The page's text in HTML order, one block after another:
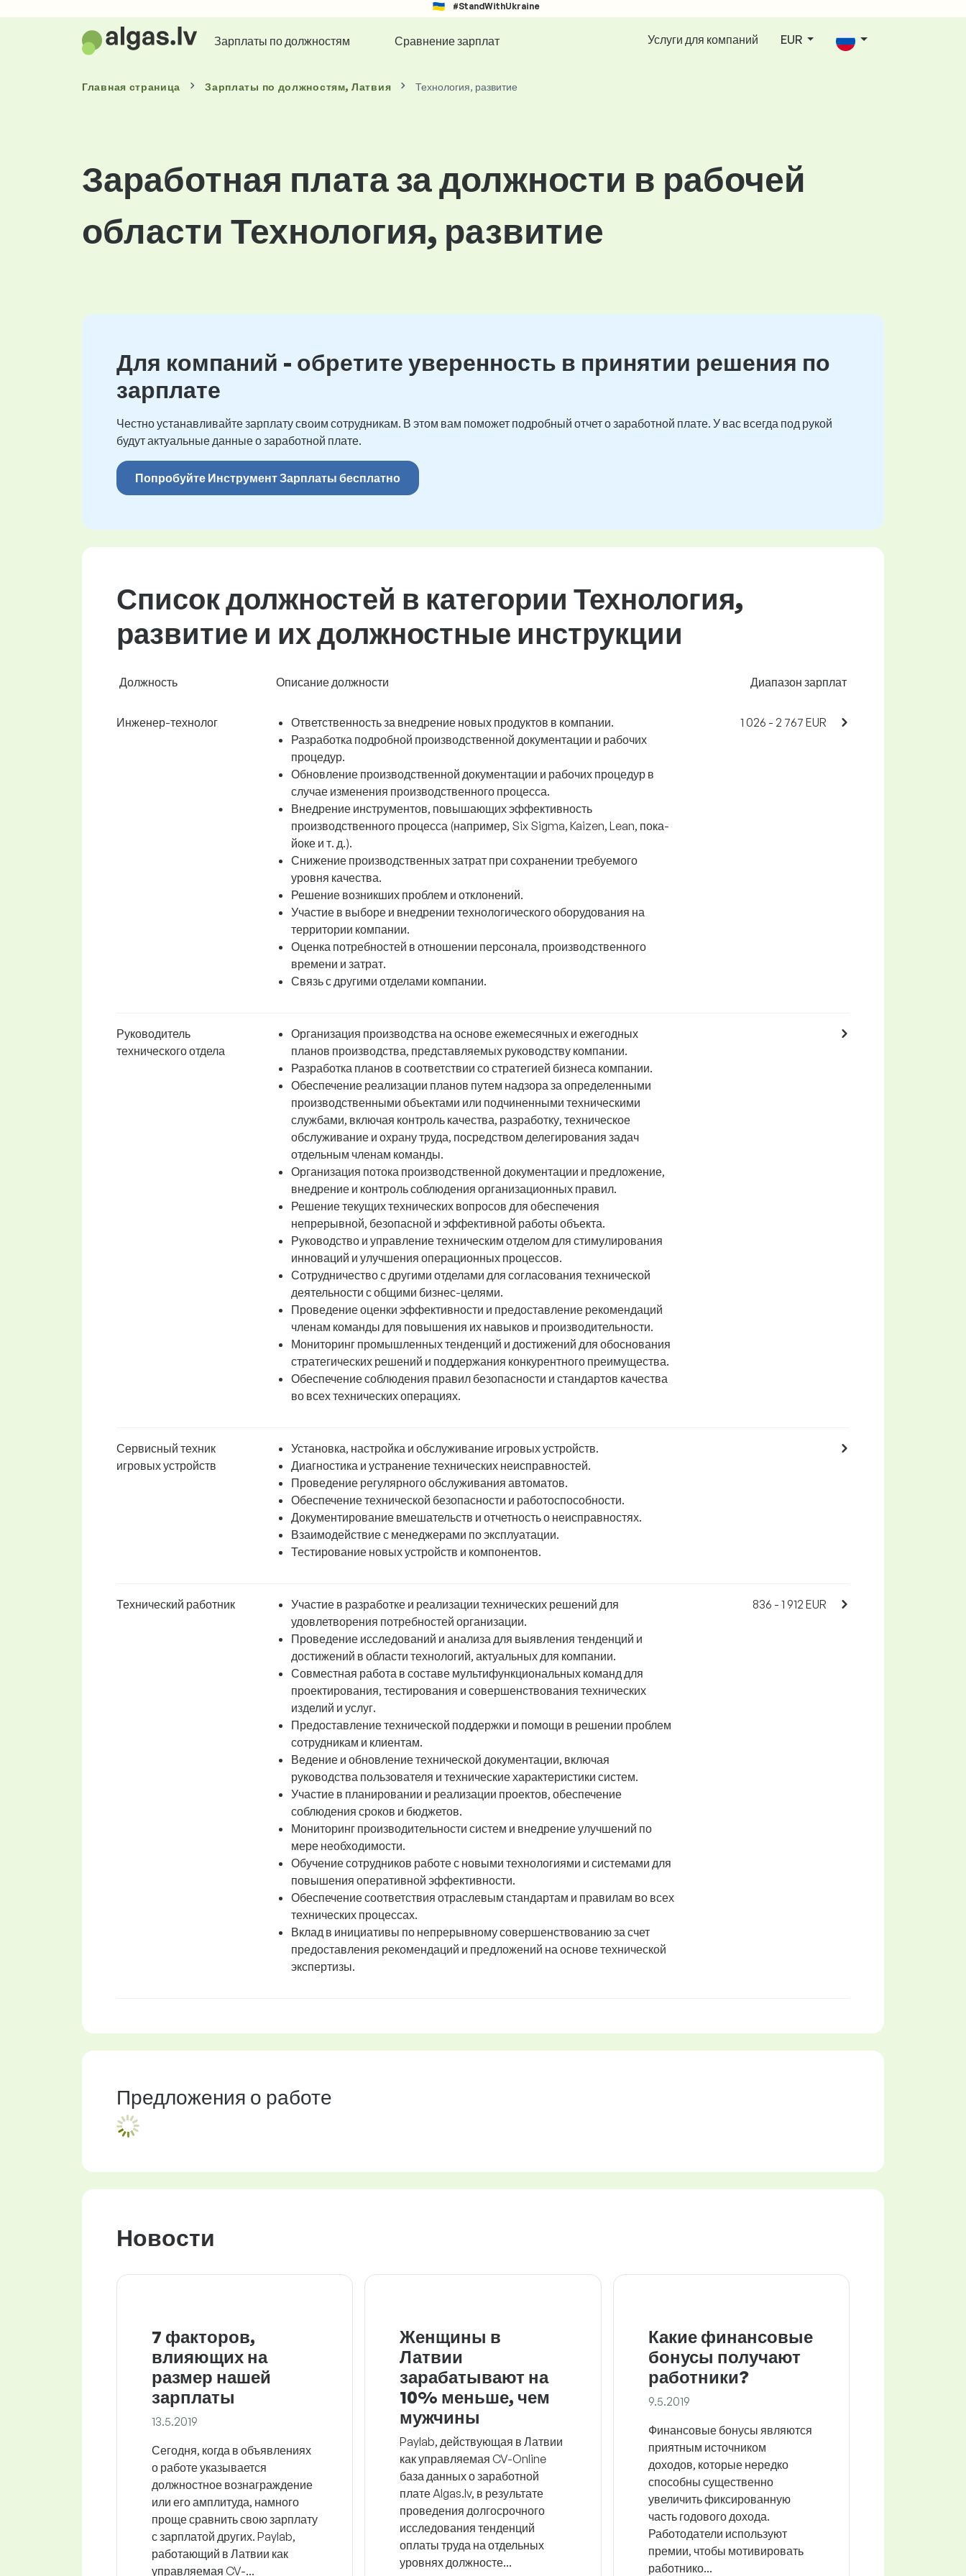
#StandWithUkraine
Зарплаты по должностям Сравнение зарплат Услуги для компаний EUR
Главная страница Зарплаты по должностям, Латвия Технология, развитие
Заработная плата за должности в рабочей
области Технология, развитие
Для компаний - обретите уверенность в принятии решения по
зарплате
Честно устанавливайте зарплату своим сотрудникам. В этом вам поможет подробный отчет о заработной плате. У вас всегда под рукой
будут актуальные данные о заработной плате.
Попробуйте Инструмент Зарплаты бесплатно
Список должностей в категории Технология,
развитие и их должностные инструкции
Должность Описание должности Диапазон зарплат
Инженер-технолог
Ответственность за внедрение новых продуктов в компании.
Разработка подробной производственной документации и рабочих
процедур.
Обновление производственной документации и рабочих процедур в
случае изменения производственного процесса.
Внедрение инструментов, повышающих эффективность
производственного процесса (например, Six Sigma, Kaizen, Lean, пока-
йоке и т. д.).
Снижение производственных затрат при сохранении требуемого
уровня качества.
Решение возникших проблем и отклонений.
Участие в выборе и внедрении технологического оборудования на
территории компании.
Оценка потребностей в отношении персонала, производственного
времени и затрат.
Связь с другими отделами компании.
1 026 - 2 767 EUR
Руководитель
технического отдела
Организация производства на основе ежемесячных и ежегодных
планов производства, представляемых руководству компании.
Разработка планов в соответствии со стратегией бизнеса компании.
Обеспечение реализации планов путем надзора за определенными
производственными объектами или подчиненными техническими
службами, включая контроль качества, разработку, техническое
обслуживание и охрану труда, посредством делегирования задач
отдельным членам команды.
Организация потока производственной документации и предложение,
внедрение и контроль соблюдения организационных правил.
Решение текущих технических вопросов для обеспечения
непрерывной, безопасной и эффективной работы объекта.
Руководство и управление техническим отделом для стимулирования
инноваций и улучшения операционных процессов.
Сотрудничество с другими отделами для согласования технической
деятельности с общими бизнес-целями.
Проведение оценки эффективности и предоставление рекомендаций
членам команды для повышения их навыков и производительности.
Мониторинг промышленных тенденций и достижений для обоснования
стратегических решений и поддержания конкурентного преимущества.
Обеспечение соблюдения правил безопасности и стандартов качества
во всех технических операциях.
Сервисный техник
игровых устройств
Установка, настройка и обслуживание игровых устройств.
Диагностика и устранение технических неисправностей.
Проведение регулярного обслуживания автоматов.
Обеспечение технической безопасности и работоспособности.
Документирование вмешательств и отчетность о неисправностях.
Взаимодействие с менеджерами по эксплуатации.
Тестирование новых устройств и компонентов.
Технический работник
Участие в разработке и реализации технических решений для
удовлетворения потребностей организации.
Проведение исследований и анализа для выявления тенденций и
достижений в области технологий, актуальных для компании.
Совместная работа в составе мультифункциональных команд для
проектирования, тестирования и совершенствования технических
изделий и услуг.
Предоставление технической поддержки и помощи в решении проблем
сотрудникам и клиентам.
Ведение и обновление технической документации, включая
руководства пользователя и технические характеристики систем.
Участие в планировании и реализации проектов, обеспечение
соблюдения сроков и бюджетов.
Мониторинг производительности систем и внедрение улучшений по
мере необходимости.
Обучение сотрудников работе с новыми технологиями и системами для
повышения оперативной эффективности.
Обеспечение соответствия отраслевым стандартам и правилам во всех
технических процессах.
Вклад в инициативы по непрерывному совершенствованию за счет
предоставления рекомендаций и предложений на основе технической
экспертизы.
836 - 1 912 EUR
Предложения о работе
Новости
7 факторов,
влияющих на
размер нашей
зарплаты
13.5.2019
Сегодня, когда в объявлениях
о работе указывается
должностное вознаграждение
или его амплитуда, намного
проще сравнить свою зарплату
с зарплатой других. Paylab,
работающий в Латвии как
управляемая CV-...
Женщины в
Латвии
зарабатывают на
10% меньше, чем
мужчины
Paylab, действующая в Латвии
как управляемая CV-Online
база данных о заработной
плате Algas.lv, в результате
проведения долгосрочного
исследования тенденций
оплаты труда на отдельных
уровнях должносте...
Какие финансовые
бонусы получают
работники?
9.5.2019
Финансовые бонусы являются
приятным источником
доходов, которые нередко
способны существенно
увеличить фиксированную
часть годового дохода.
Работодатели используют
премии, чтобы мотивировать
работнико...